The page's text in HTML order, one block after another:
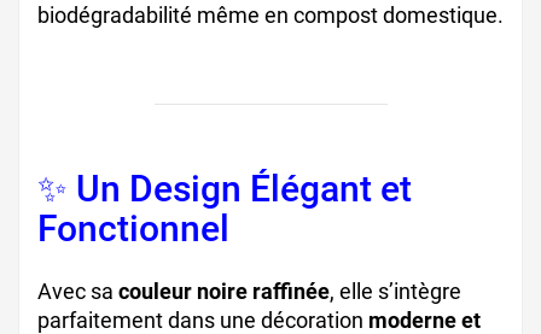
biodégradabilité même en compost domestique.
✨ Un Design Élégant et
Fonctionnel
Avec sa couleur noire raffinée, elle s’intègre
parfaitement dans une décoration moderne et